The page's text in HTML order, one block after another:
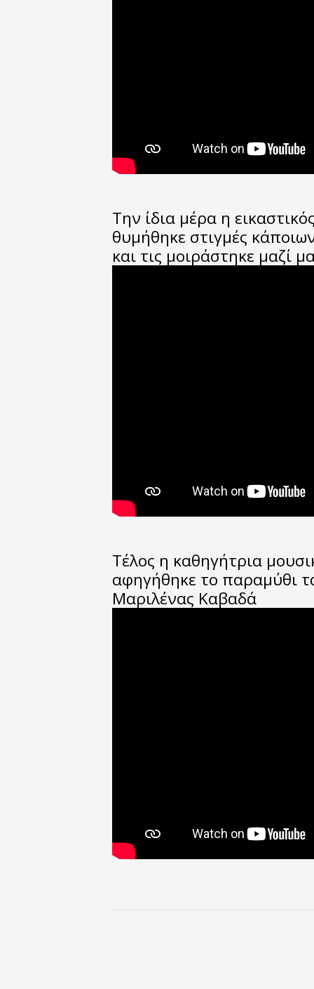
Την ίδια μέρα η
θυμήθηκε στιγμές
και τις μοιράστηκε μαζί
Τέλος η καθηγήτρια
αφηγήθηκε το παραμύθι
Μαριλένας Καβαδά